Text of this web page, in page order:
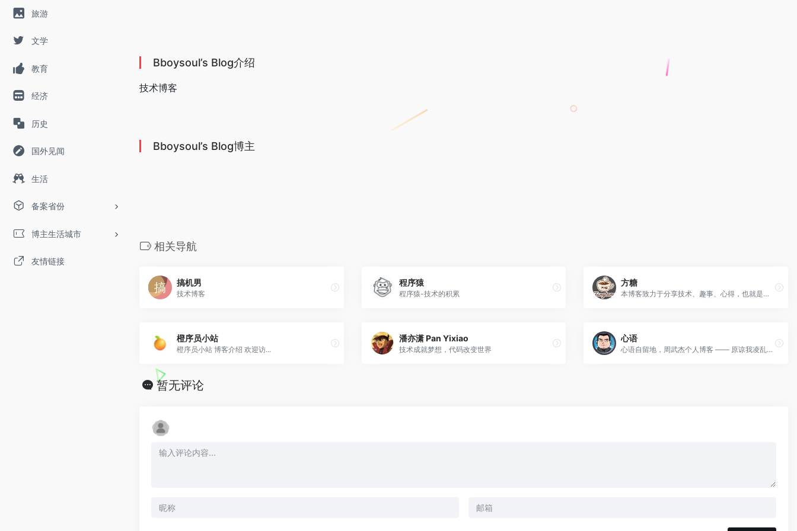
旅游
文学
教育
经济
历史
国外见闻
生活
备案省份
博主生活城市
友情链接
Bboysoul’s Blog介绍
技术博客
Bboysoul’s Blog博主
相关导航
搞机男
技术博客
程序猿
程序猿-技术的积累
方糖
本博客致力于分享技术、趣事、心得，也就是记录自己平常的点点滴滴，自己的各种折腾史。
橙序员小站
橙序员小站 博客介绍 欢迎访...
潘亦潇 Pan Yixiao
技术成就梦想，代码改变世界
心语
心语自留地，周武杰个人博客 —— 原谅我凌乱的文字和那破碎的时光。
暂无评论